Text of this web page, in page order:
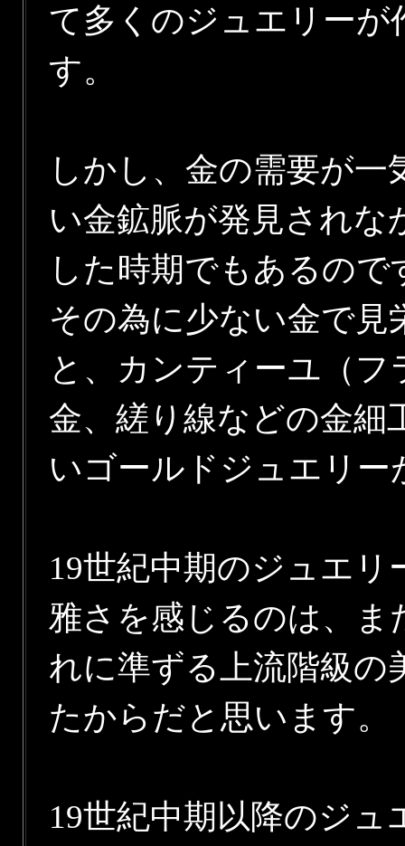
て多くのジュエリー
す。
しかし、金の需要が
い金鉱脈が発見されな
した時期でもあるので
その為に少ない金で
と、カンティーユ（
金、縒り線などの金細
いゴールドジュエリ
19世紀中期のジュエ
雅さを感じるのは、
れに準ずる上流階級の
たからだと思います。
19世紀中期以降のジュ